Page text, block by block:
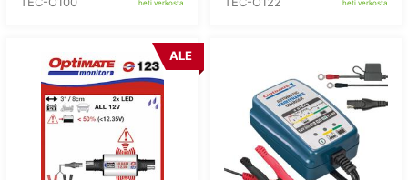
heti verkosta heti verkosta
ALE